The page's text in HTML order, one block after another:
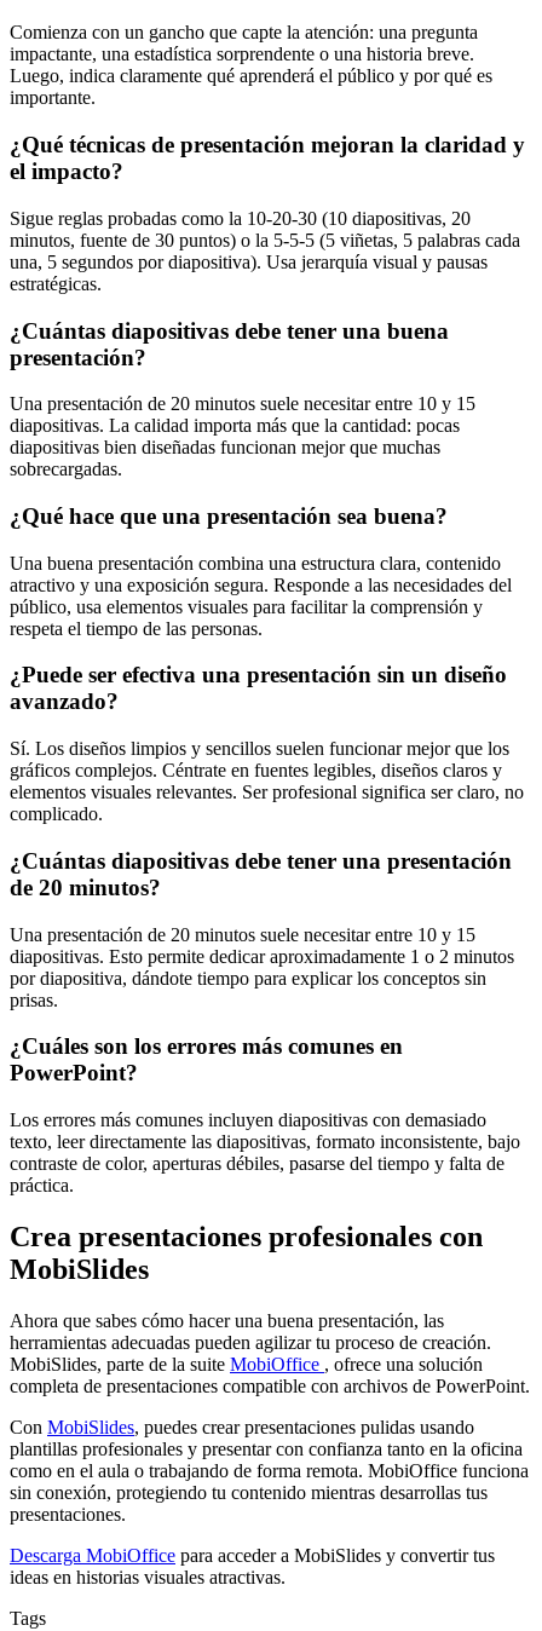
Comienza con un gancho que capte la atención: una pregunta
impactante, una estadística sorprendente o una historia breve.
Luego, indica claramente qué aprenderá el público y por qué es
importante.
¿Qué técnicas de presentación mejoran la claridad y
el impacto?
Sigue reglas probadas como la 10-20-30 (10 diapositivas, 20
minutos, fuente de 30 puntos) o la 5-5-5 (5 viñetas, 5 palabras cada
una, 5 segundos por diapositiva). Usa jerarquía visual y pausas
estratégicas.
¿Cuántas diapositivas debe tener una buena
presentación?
Una presentación de 20 minutos suele necesitar entre 10 y 15
diapositivas. La calidad importa más que la cantidad: pocas
diapositivas bien diseñadas funcionan mejor que muchas
sobrecargadas.
¿Qué hace que una presentación sea buena?
Una buena presentación combina una estructura clara, contenido
atractivo y una exposición segura. Responde a las necesidades del
público, usa elementos visuales para facilitar la comprensión y
respeta el tiempo de las personas.
¿Puede ser efectiva una presentación sin un diseño
avanzado?
Sí. Los diseños limpios y sencillos suelen funcionar mejor que los
gráficos complejos. Céntrate en fuentes legibles, diseños claros y
elementos visuales relevantes. Ser profesional significa ser claro, no
complicado.
¿Cuántas diapositivas debe tener una presentación
de 20 minutos?
Una presentación de 20 minutos suele necesitar entre 10 y 15
diapositivas. Esto permite dedicar aproximadamente 1 o 2 minutos
por diapositiva, dándote tiempo para explicar los conceptos sin
prisas.
¿Cuáles son los errores más comunes en
PowerPoint?
Los errores más comunes incluyen diapositivas con demasiado
texto, leer directamente las diapositivas, formato inconsistente, bajo
contraste de color, aperturas débiles, pasarse del tiempo y falta de
práctica.
Crea presentaciones profesionales con
MobiSlides
Ahora que sabes cómo hacer una buena presentación, las
herramientas adecuadas pueden agilizar tu proceso de creación.
MobiSlides, parte de la suite MobiOffice , ofrece una solución
completa de presentaciones compatible con archivos de PowerPoint.
Con MobiSlides, puedes crear presentaciones pulidas usando
plantillas profesionales y presentar con confianza tanto en la oficina
como en el aula o trabajando de forma remota. MobiOffice funciona
sin conexión, protegiendo tu contenido mientras desarrollas tus
presentaciones.
Descarga MobiOffice para acceder a MobiSlides y convertir tus
ideas en historias visuales atractivas.
Tags